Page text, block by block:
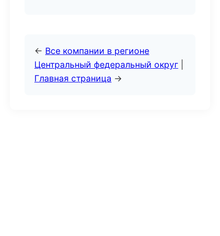
← Все компании в регионе
Центральный федеральный округ
Главная страница →